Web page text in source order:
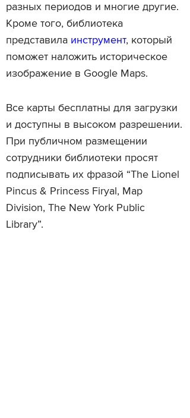
разных периодов и многие другие.
Кроме того, библиотека
представила инструмент, который
поможет наложить историческое
изображение в Google Maps.
Все карты бесплатны для загрузки
и доступны в высоком разрешении.
При публичном размещении
сотрудники библиотеки просят
подписывать их фразой “The Lionel
Pincus & Princess Firyal, Map
Division, The New York Public
Library”.